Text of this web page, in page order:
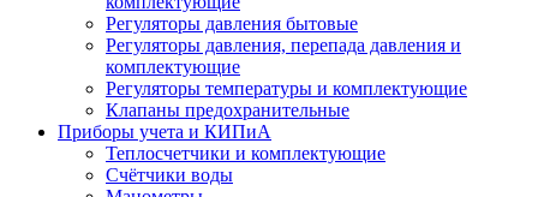
Регуляторы давления бытовые
Регуляторы давления, перепада давления и
комплектующие
Регуляторы температуры и комплектующие
Клапаны предохранительные
Приборы учета и КИПиА
Теплосчетчики и комплектующие
Счётчики воды